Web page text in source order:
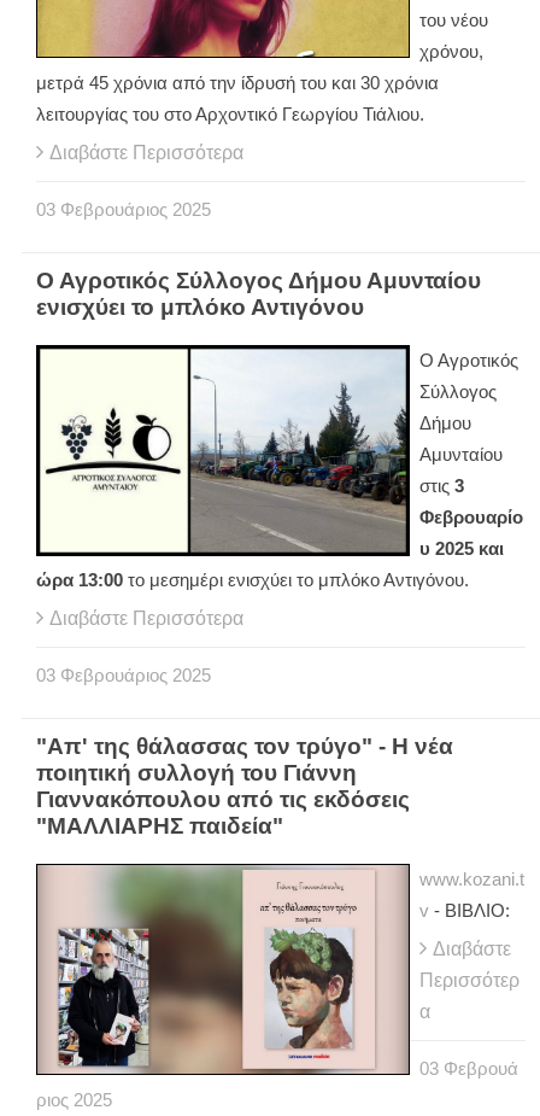
του νέου
χρόνου,
μετρά 45 χρόνια από την ίδρυσή του και 30 χρόνια
λειτουργίας του στο Αρχοντικό Γεωργίου Τιάλιου.
Διαβάστε Περισσότερα
03 Φεβρουάριος 2025
Ο Αγροτικός Σύλλογος Δήμου Αμυνταίου
ενισχύει το μπλόκο Αντιγόνου
Ο Αγροτικός
Σύλλογος
Δήμου
Αμυνταίου
στις 3
Φεβρουαρίο
υ 2025 και
ώρα 13:00 το μεσημέρι ενισχύει το μπλόκο Αντιγόνου.
Διαβάστε Περισσότερα
03 Φεβρουάριος 2025
"Απ' της θάλασσας τον τρύγο" - Η νέα
ποιητική συλλογή του Γιάννη
Γιαννακόπουλου από τις εκδόσεις
"ΜΑΛΛΙΑΡΗΣ παιδεία"
www.kozani.t
v - ΒΙΒΛΙΟ:
Διαβάστε
Περισσότερ
α
03 Φεβρουά
ριος 2025